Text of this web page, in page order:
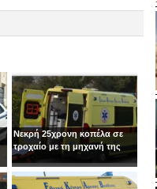
Νεκρή 25χρονη κοπέλα σε
τροχαίο με τη μηχανή της